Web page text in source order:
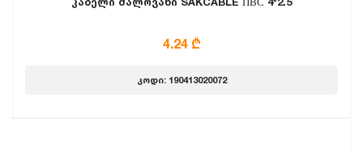
4.24 ₾
კოდი: 190413020072